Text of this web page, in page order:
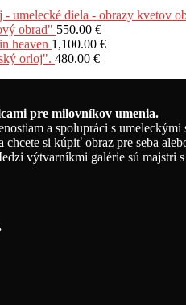
obrad" 550.00 €
heaven 1,100.00 €
orloj". 480.00 €
pre milovníkov umenia.
a spolupráci s
chcete si kúpiť obraz pre seba
výtvarníkmi galérie sú majstri